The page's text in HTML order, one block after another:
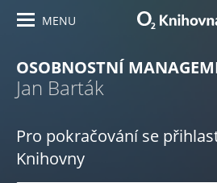
MENU
OSOBNOSTNÍ
Jan Barták
Pro pokračování se
Knihovny